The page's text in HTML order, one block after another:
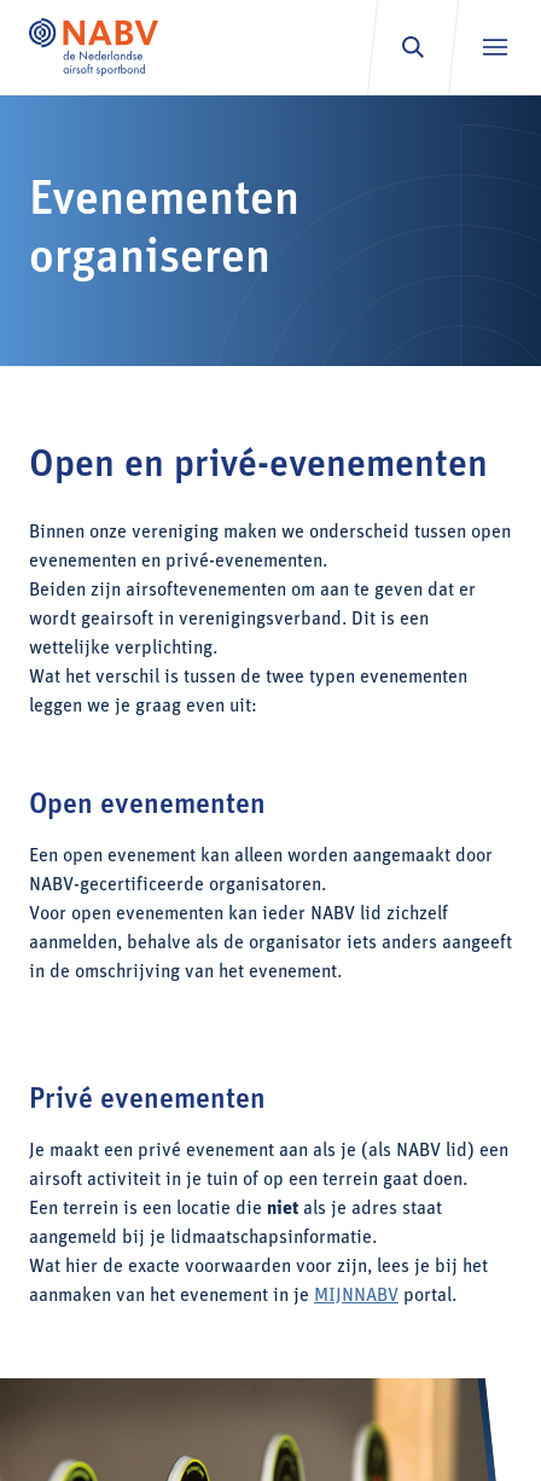
Evenementen
organiseren
Open en privé-evenementen
Binnen onze vereniging maken we onderscheid tussen open
evenementen en privé-evenementen.
Beiden zijn airsoftevenementen om aan te geven dat er
wordt geairsoft in verenigingsverband. Dit is een
wettelijke verplichting.
Wat het verschil is tussen de twee typen evenementen
leggen we je graag even uit:
Open evenementen
Een open evenement kan alleen worden aangemaakt door
NABV-gecertificeerde organisatoren.
Voor open evenementen kan ieder NABV lid zichzelf
aanmelden, behalve als de organisator iets anders aangeeft
in de omschrijving van het evenement.
Privé evenementen
Je maakt een privé evenement aan als je (als NABV lid) een
airsoft activiteit in je tuin of op een terrein gaat doen.
Een terrein is een locatie die niet als je adres staat
aangemeld bij je lidmaatschapsinformatie.
Wat hier de exacte voorwaarden voor zijn, lees je bij het
aanmaken van het evenement in je MIJNNABV portal.